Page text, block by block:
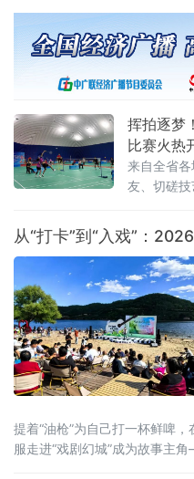
三地市场
发展战略
跨境旅游市
地。此举
俄开放优势
绍，本次以
挥拍逐梦
比赛火热
来自全省
友、切磋
赛程紧凑
男、女团
打、男子
覆盖羽毛球
从“打卡”到“入戏”：
提着“油枪”为自己打一杯鲜啤
服走进“戏剧幻城”成为故事主